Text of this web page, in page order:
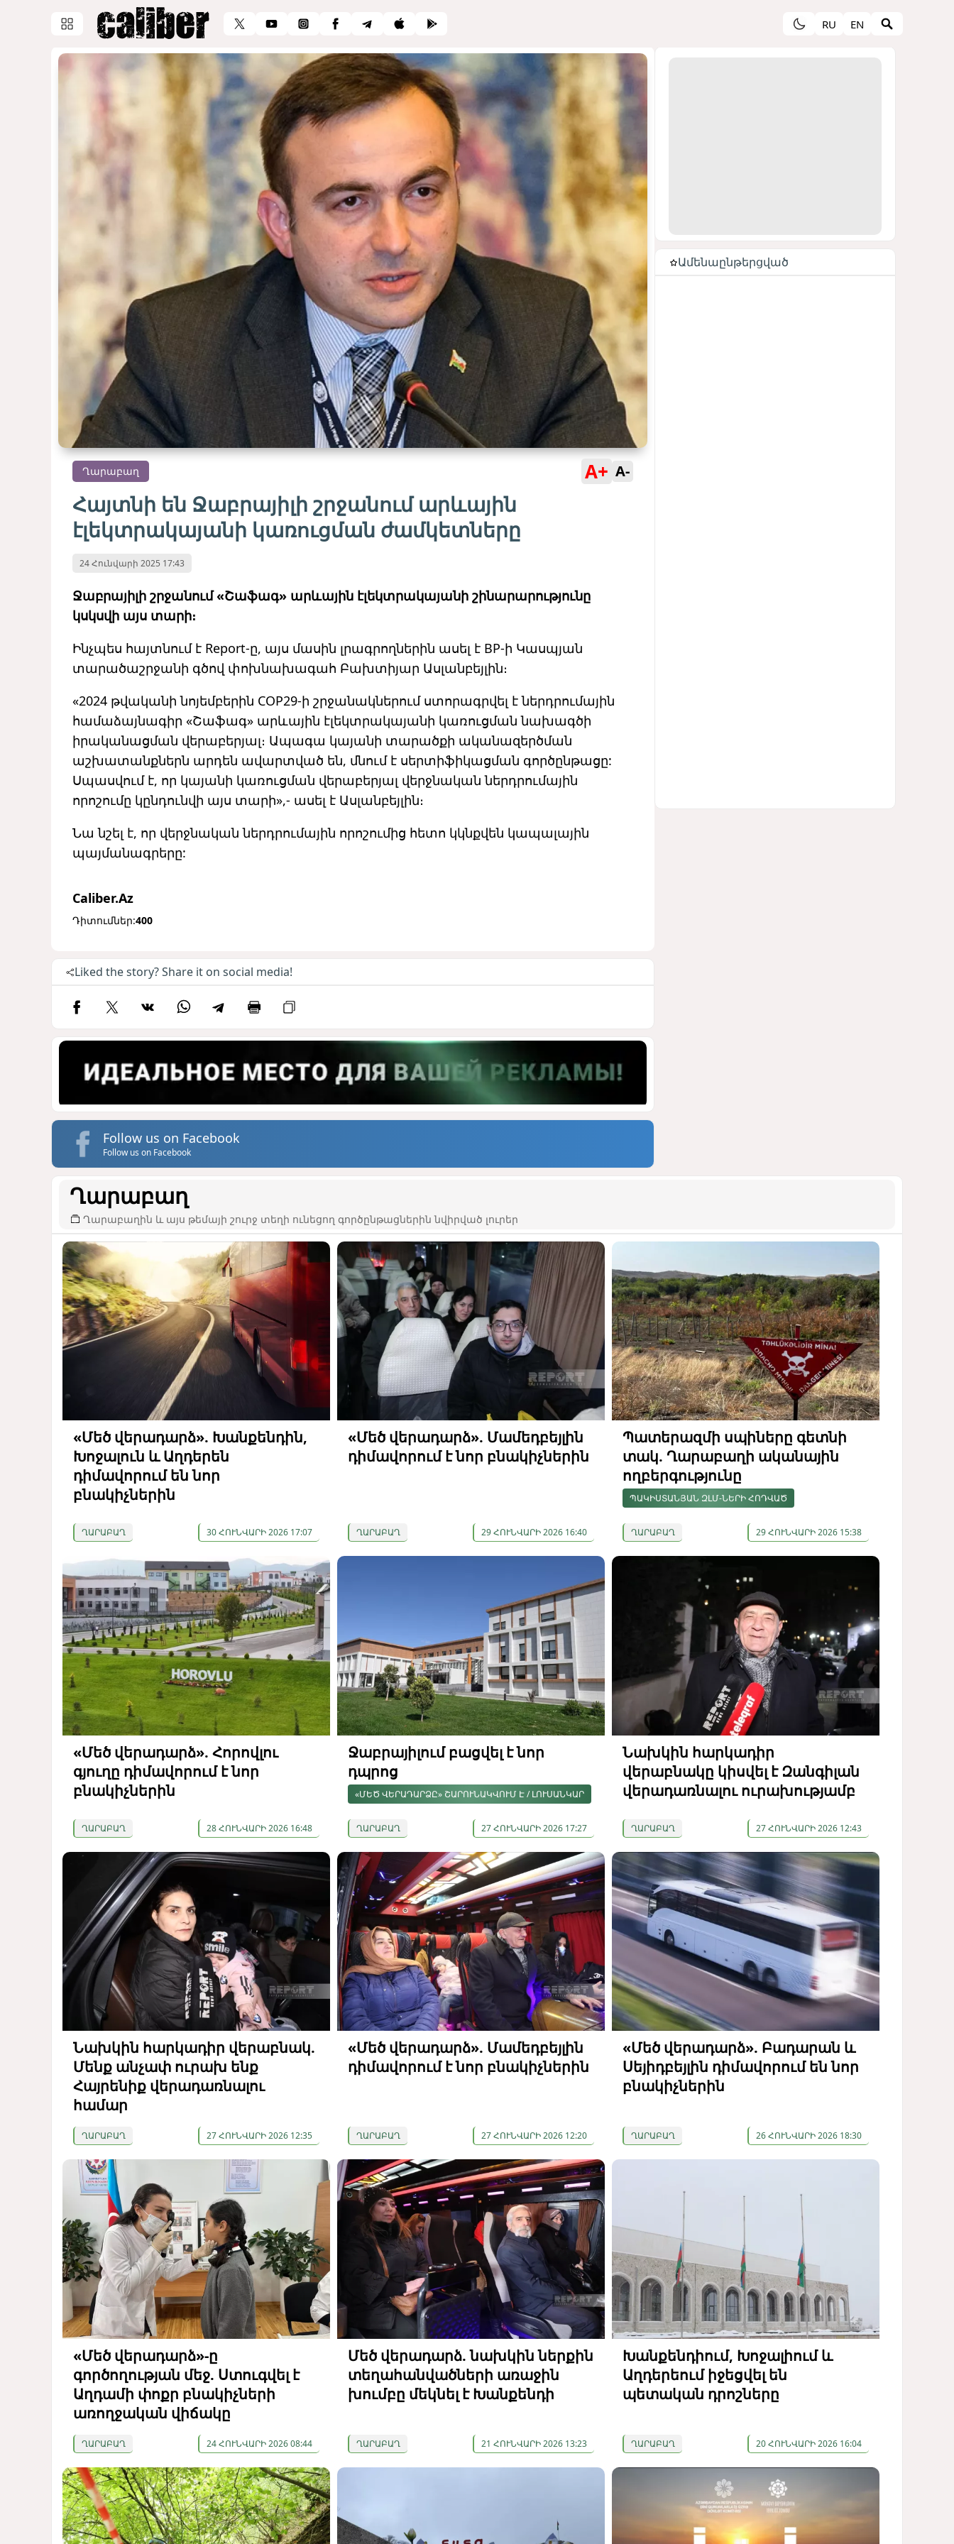
RU EN
Ղարաբաղ A+ A-
Հայտնի են Ջաբրայիլի շրջանում արևային
էլեկտրակայանի կառուցման ժամկետները
24 Հունվարի 2025 17:43
Ջաբրայիլի շրջանում «Շաֆագ» արևային էլեկտրակայանի շինարարությունը
կսկսվի այս տարի։
Ինչպես հայտնում է Report-ը, այս մասին լրագրողներին ասել է BP-ի Կասպյան
տարածաշրջանի գծով փոխնախագահ Բախտիյար Ասլանբեյլին։
«2024 թվականի նոյեմբերին COP29-ի շրջանակներում ստորագրվել է ներդրումային
համաձայնագիր «Շաֆագ» արևային էլեկտրակայանի կառուցման նախագծի
իրականացման վերաբերյալ։ Ապագա կայանի տարածքի ականազերծման
աշխատանքներն արդեն ավարտված են, մնում է սերտիֆիկացման գործընթացը:
Սպասվում է, որ կայանի կառուցման վերաբերյալ վերջնական ներդրումային
որոշումը կընդունվի այս տարի»,- ասել է Ասլանբեյլին։
Նա նշել է, որ վերջնական ներդրումային որոշումից հետո կկնքվեն կապալային
պայմանագրերը:
Caliber.Az
Դիտումներ:400
Liked the story? Share it on social media!
Follow us on Facebook
Follow us on Facebook
Ամենաընթերցված
Ղարաբաղ
Ղարաբաղին և այս թեմայի շուրջ տեղի ունեցող գործընթացներին նվիրված լուրեր
«Մեծ վերադարձ». Խանքենդին,
Խոջալուն և Աղդերեն
դիմավորում են նոր
բնակիչներին
ՂԱՐԱԲԱՂ 30 ՀՈՒՆՎԱՐԻ 2026 17:07
«Մեծ վերադարձ». Մամեդբեյլին
դիմավորում է նոր բնակիչներին
ՂԱՐԱԲԱՂ 29 ՀՈՒՆՎԱՐԻ 2026 16:40
Պատերազմի սպիները գետնի
տակ. Ղարաբաղի ականային
ողբերգությունը
ՊԱԿԻՍՏԱՆՅԱՆ ԶԼՄ-ՆԵՐԻ ՀՈԴՎԱԾ
ՂԱՐԱԲԱՂ 29 ՀՈՒՆՎԱՐԻ 2026 15:38
«Մեծ վերադարձ». Հորովլու
գյուղը դիմավորում է նոր
բնակիչներին
ՂԱՐԱԲԱՂ 28 ՀՈՒՆՎԱՐԻ 2026 16:48
Ջաբրայիլում բացվել է նոր
դպրոց
«ՄԵԾ ՎԵՐԱԴԱՐՁԸ» ՇԱՐՈՒՆԱԿՎՈՒՄ Է / ԼՈՒՍԱՆԿԱՐ
ՂԱՐԱԲԱՂ 27 ՀՈՒՆՎԱՐԻ 2026 17:27
Նախկին հարկադիր
վերաբնակը կիսվել է Զանգիլան
վերադառնալու ուրախությամբ
ՂԱՐԱԲԱՂ 27 ՀՈՒՆՎԱՐԻ 2026 12:43
Նախկին հարկադիր վերաբնակ.
Մենք անչափ ուրախ ենք
Հայրենիք վերադառնալու
համար
ՂԱՐԱԲԱՂ 27 ՀՈՒՆՎԱՐԻ 2026 12:35
«Մեծ վերադարձ». Մամեդբեյլին
դիմավորում է նոր բնակիչներին
ՂԱՐԱԲԱՂ 27 ՀՈՒՆՎԱՐԻ 2026 12:20
«Մեծ վերադարձ». Բադարան և
Սեյիդբեյլին դիմավորում են նոր
բնակիչներին
ՂԱՐԱԲԱՂ 26 ՀՈՒՆՎԱՐԻ 2026 18:30
«Մեծ վերադարձ»-ը
գործողության մեջ. Ստուգվել է
Աղդամի փոքր բնակիչների
առողջական վիճակը
ՂԱՐԱԲԱՂ 24 ՀՈՒՆՎԱՐԻ 2026 08:44
Մեծ վերադարձ. նախկին ներքին
տեղահանվածների առաջին
խումբը մեկնել է Խանքենդի
ՂԱՐԱԲԱՂ 21 ՀՈՒՆՎԱՐԻ 2026 13:23
Խանքենդիում, Խոջալիում և
Աղդերեում իջեցվել են
պետական ​​դրոշները
ՂԱՐԱԲԱՂ 20 ՀՈՒՆՎԱՐԻ 2026 16:04